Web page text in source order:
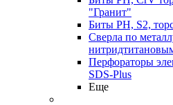
"Гранит"
Биты PH, S2,
Сверла по
Перфораторы
SDS-Plus
Еще